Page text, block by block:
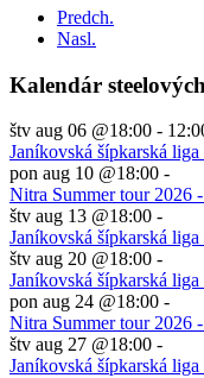
Predch.
Nasl.
Kalendár
štv aug 06 @18:00 -
Janíkovská šípkarská
pon aug 10 @18:00 -
Nitra Summer tour 2026
štv aug 13 @18:00 -
Janíkovská šípkarská
štv aug 20 @18:00 -
Janíkovská šípkarská
pon aug 24 @18:00 -
Nitra Summer tour 2026
štv aug 27 @18:00 -
Janíkovská šípkarská